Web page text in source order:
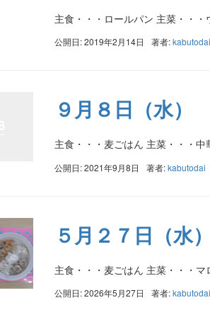
主食・・・ロールパン 主菜・・
公開日: 2019年2月14日 著者:kabutodai
９月８日（水）
主食・・・麦ごはん 主菜・・・
公開日: 2021年9月8日 著者:kabutodai
５月２７日（水）
主食・・・麦ごはん 主菜・・・
公開日: 2026年5月27日 著者:kabutodai